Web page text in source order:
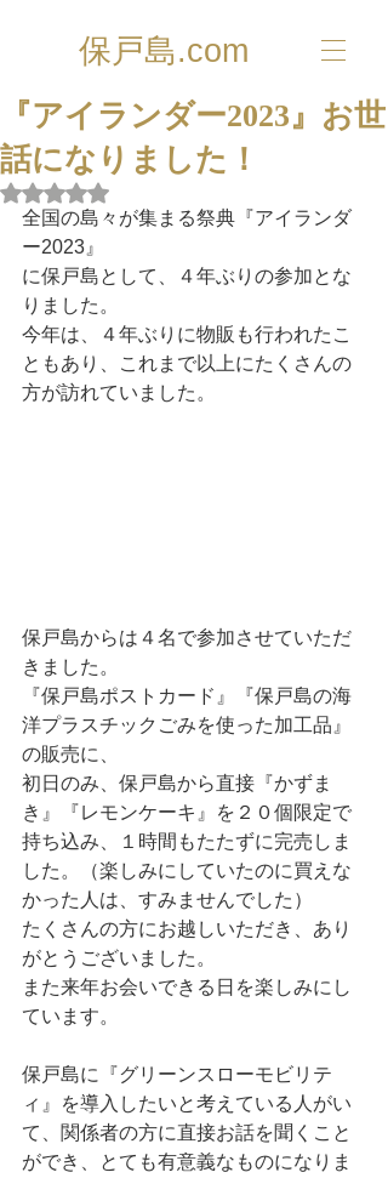
保戸島.com
『アイランダー2023』お世
話になりました！
5つ星のうちNaNと評価されています。
全国の島々が集まる祭典『アイランダ
ー2023』
に保戸島として、４年ぶりの参加とな
りました。
今年は、４年ぶりに物販も行われたこ
ともあり、これまで以上にたくさんの
方が訪れていました。
保戸島からは４名で参加させていただ
きました。
『保戸島ポストカード』『保戸島の海
洋プラスチックごみを使った加工品』
の販売に、
初日のみ、保戸島から直接『かずま
き』『レモンケーキ』を２０個限定で
持ち込み、１時間もたたずに完売しま
した。（楽しみにしていたのに買えな
かった人は、すみませんでした）
たくさんの方にお越しいただき、あり
がとうございました。
また来年お会いできる日を楽しみにし
ています。
保戸島に『グリーンスローモビリテ
ィ』を導入したいと考えている人がい
て、関係者の方に直接お話を聞くこと
ができ、とても有意義なものになりま